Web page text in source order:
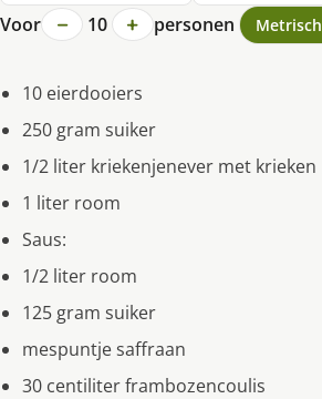
Voor − 10 + personen Metrisch
10 eierdooiers
250 gram suiker
1/2 liter kriekenjenever met krieken
1 liter room
Saus:
1/2 liter room
125 gram suiker
mespuntje saffraan
30 centiliter frambozencoulis